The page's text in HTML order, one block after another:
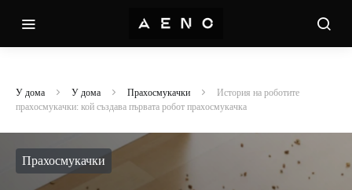
У дома У дома Прахосмукачки
История на роботите
прахосмукачки: кой създава първата робот прахосмукачка
Прахосмукачки